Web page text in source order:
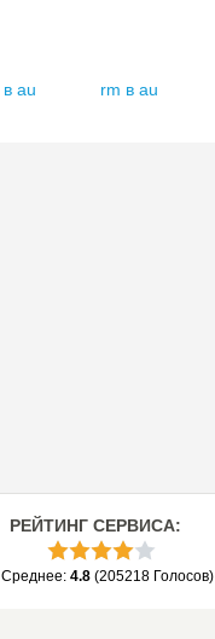
в au rm в au
РЕЙТИНГ СЕРВИСА:
Среднее: 4.8 (205218 Голосов)